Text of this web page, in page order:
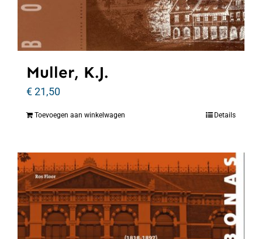
Muller, K.J.
€21,50
Toevoegen aan winkelwagen Details